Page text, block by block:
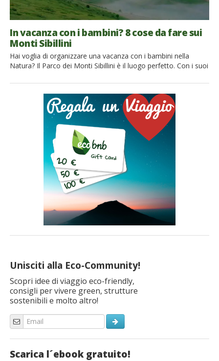
Unisciti alla Eco-Community!
Scopri idee di viaggio eco-friendly,
consigli per vivere green, strutture
sostenibili e molto altro!
Scarica l´ebook gratuito!
In vacanza con i bambini? 8 cose da fare sui
Monti Sibillini
Hai voglia di organizzare una vacanza con i bambini nella
Natura? Il Parco dei Monti Sibillini è il luogo perfetto. Con i suoi
grande e affascinante delle Marche. È anche ricchissimo di
storia, cultura e leggende che piaceranno tantissimo ai più
piccoli. Scopri […]